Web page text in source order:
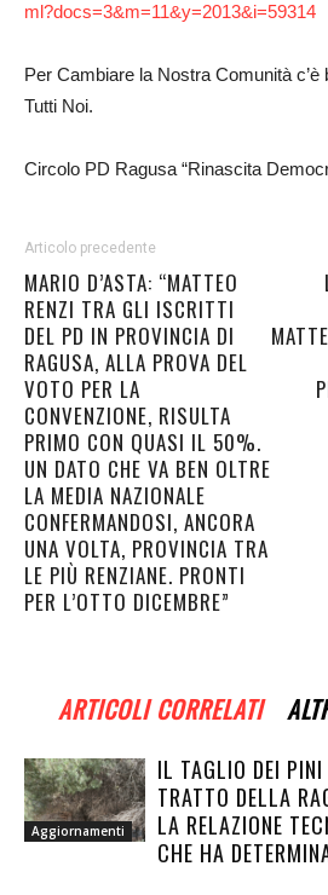
ml?docs=3&m=11&y=2013&i=59314
Per Cambiare la Nostra Comunità
Tutti Noi.
Circolo PD Ragusa “Rinascita
Articolo precedente
MARIO D’ASTA: “MATTEO
RENZI TRA GLI ISCRITTI
DEL PD IN PROVINCIA DI
RAGUSA, ALLA PROVA DEL
VOTO PER LA
CONVENZIONE, RISULTA
PRIMO CON QUASI IL 50%.
UN DATO CHE VA BEN OLTRE
LA MEDIA NAZIONALE
CONFERMANDOSI, ANCORA
UNA VOLTA, PROVINCIA TRA
LE PIÙ RENZIANE. PRONTI
PER L’OTTO DICEMBRE”
ARTICOLI CORRELATI
Aggiornamenti
IL TAGLIO DEI
TRATTO DELLA
LA RELAZIONE
CHE HA